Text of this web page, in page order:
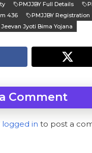
PMJJBY Full Details
436
PMJJBY Registration
Jyoti Bima Yojana
Comment
logged in to post a